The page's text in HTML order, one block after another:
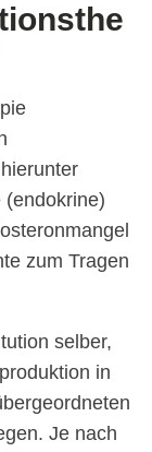
zum Tragen
selber,
in
Je nach